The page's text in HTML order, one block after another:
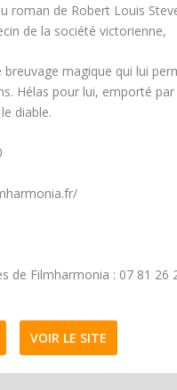
roman de Robert Louis
de la société victorienne,
breuvage magique qui lui
Hélas pour lui, emporté
diable.
de Filmharmonia : 07 81
VOIR LE SITE